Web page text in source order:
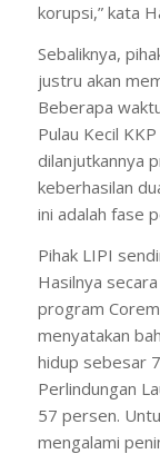
korupsi,” kata
Sebaliknya,
justru akan
Beberapa
Pulau Kecil
dilanjutkannya
keberhasilan
ini adalah fase
Pihak LIPI
Hasilnya
program
menyatakan
hidup sebesar
Perlindungan
57 persen.
mengalami